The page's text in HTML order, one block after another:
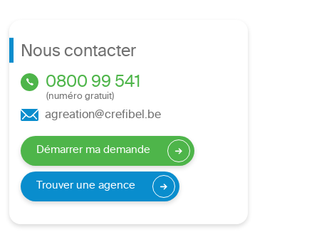
Nous contacter
0800 99 541
(numéro gratuit)
agreation@crefibel.be
Démarrer ma demande
Trouver une agence